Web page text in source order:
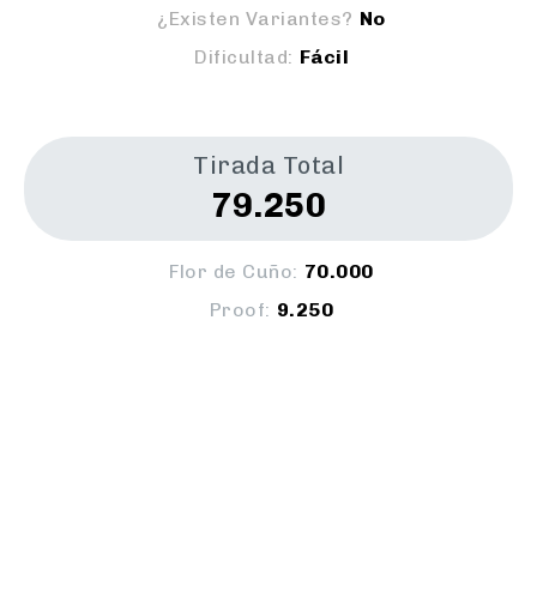
¿Existen Variantes? No
Dificultad: Fácil
Tirada Total
79.250
Flor de Cuño: 70.000
Proof: 9.250